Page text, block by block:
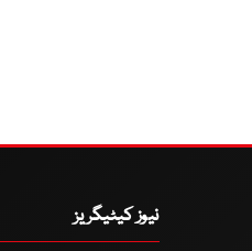
نیوز کیٹیگریز